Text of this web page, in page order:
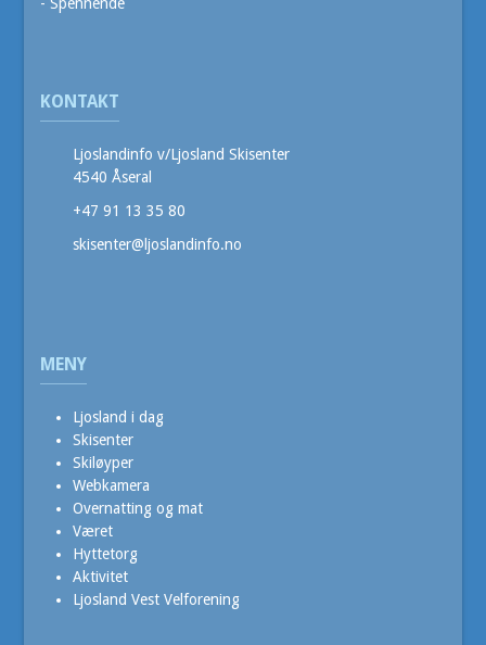
KONTAKT
Ljoslandinfo v/Ljosland Skisenter
4540 Åseral
+47 91 13 35 80
skisenter@ljoslandinfo.no
MENY
Ljosland i dag
Skisenter
Skiløyper
Webkamera
Overnatting og mat
Været
Hyttetorg
Aktivitet
Ljosland Vest Velforening